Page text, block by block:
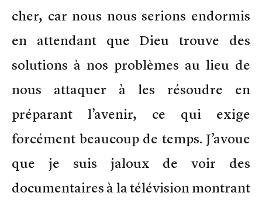
cher, car nous nous serions endormis
en attendant que Dieu trouve des
solutions à nos problèmes au lieu de
nous attaquer à les résoudre en
préparant l’avenir, ce qui exige
forcément beaucoup de temps. J’avoue
que je suis jaloux de voir des
documentaires à la télévision montrant